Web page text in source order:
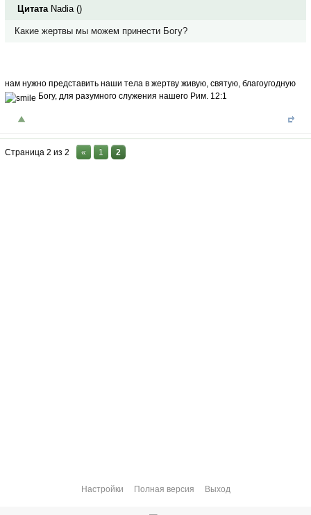
Цитата Nadia()
Какие жертвы мы можем принести Богу?
нам нужно представить наши тела в жертву живую, святую, благоугодную
Богу, для разумного служения нашего Рим. 12:1
Страница 2 из 2 « 1 2
Настройки Полная версия Выход